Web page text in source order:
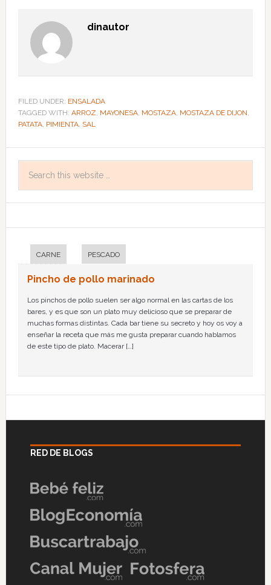
dinautor
FILED UNDER: ENSALADA
TAGGED WITH: ARROZ, MAYONESA, MOSTAZA, MOSTAZA DE DIJON,
PATATA, PIMIENTA, SAL
CARNE PESCADO
Pincho de pollo marinado
Los pinchos de pollo suelen ser algo normal en las cartas de los
bares, y es que son un plato muy delicioso que se preparar de
muchas formas distintas. Cada bar tiene su secreto y hoy os voy a
enseñar la receta que más me gusta preparar cuando hablamos
de este tipo de plato. Macerar […]
RED DE BLOGS